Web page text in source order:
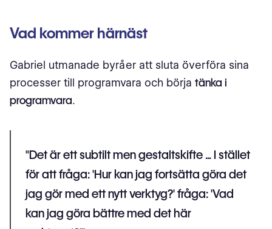
Vad kommer härnäst
Gabriel utmanade byråer att sluta överföra sina
processer till programvara och börja tänka i
programvara.
"Det är ett subtilt men gestaltskifte ... I stället
för att fråga: 'Hur kan jag fortsätta göra det
jag gör med ett nytt verktyg?' fråga: 'Vad
kan jag göra bättre med det här